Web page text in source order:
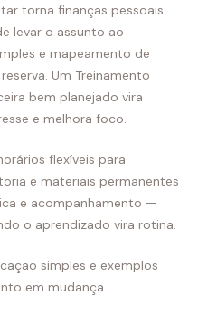
torna finanças pessoais
levar o assunto ao
e mapeamento de
Um Treinamento
bem planejado vira
e melhora foco.
flexíveis para
e materiais permanentes
e acompanhamento —
o aprendizado vira rotina.
simples e exemplos
em mudança.